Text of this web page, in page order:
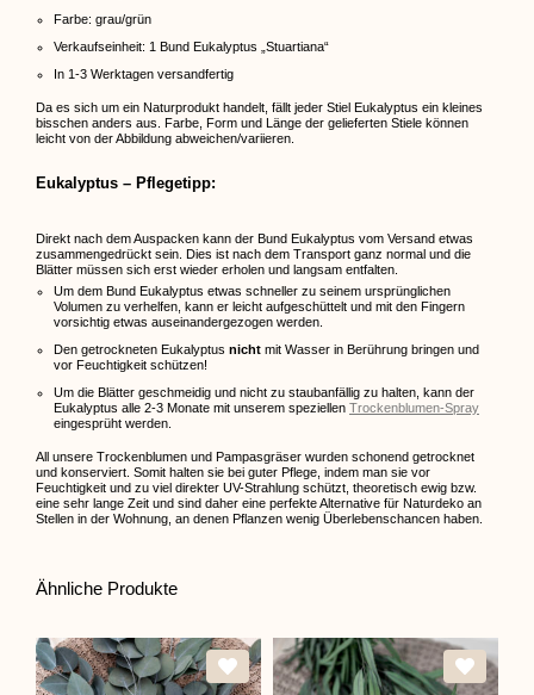
Farbe: grau/grün
Verkaufseinheit: 1 Bund Eukalyptus „Stuartiana“
In 1-3 Werktagen versandfertig
Da es sich um ein Naturprodukt handelt, fällt jeder Stiel Eukalyptus ein kleines
bisschen anders aus. Farbe, Form und Länge der gelieferten Stiele können
leicht von der Abbildung abweichen/variieren.
Eukalyptus – Pflegetipp:
Direkt nach dem Auspacken kann der Bund Eukalyptus vom Versand etwas
zusammengedrückt sein. Dies ist nach dem Transport ganz normal und die
Blätter müssen sich erst wieder erholen und langsam entfalten.
Um dem Bund Eukalyptus etwas schneller zu seinem ursprünglichen
Volumen zu verhelfen, kann er leicht aufgeschüttelt und mit den Fingern
vorsichtig etwas auseinandergezogen werden.
Den getrockneten Eukalyptus nicht mit Wasser in Berührung bringen und
vor Feuchtigkeit schützen!
Um die Blätter geschmeidig und nicht zu staubanfällig zu halten, kann der
Eukalyptus alle 2-3 Monate mit unserem speziellen Trockenblumen-Spray
eingesprüht werden.
All unsere Trockenblumen und Pampasgräser wurden schonend getrocknet
und konserviert. Somit halten sie bei guter Pflege, indem man sie vor
Feuchtigkeit und zu viel direkter UV-Strahlung schützt, theoretisch ewig bzw.
eine sehr lange Zeit und sind daher eine perfekte Alternative für Naturdeko an
Stellen in der Wohnung, an denen Pflanzen wenig Überlebenschancen haben.
Ähnliche Produkte